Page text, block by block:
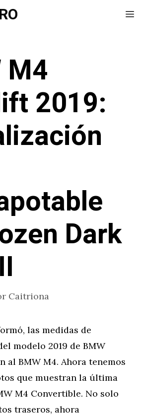
M4
2019:
Dark
Caitriona
las medidas de
modelo 2019 de BMW
al BMW M4. Ahora tenemos
que muestran la última
M4 Convertible. No solo
traseros, ahora